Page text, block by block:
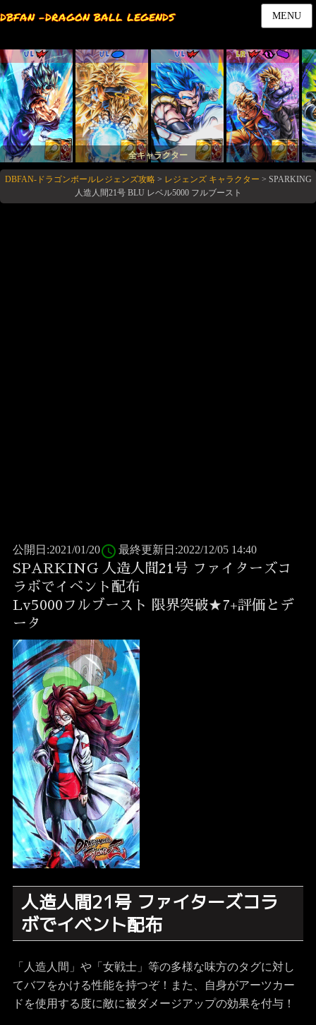
DBFAN -DRAGON BALL LEGENDS MENU
UL UL UL LR
全キャラクター
DBFAN-ドラゴンボールレジェンズ攻略> レジェンズ キャラクター > SPARKING
人造人間21号 BLU レベル5000 フルブースト
公開日:2021/01/20access_time 最終更新日:2022/12/05 14:40
SPARKING 人造人間21号 ファイターズコ
ラボでイベント配布
Lv5000フルブースト 限界突破★7+評価とデ
ータ
人造人間21号 ファイターズコラ
ボでイベント配布
「人造人間」や「女戦士」等の多様な味方のタグに対し
てバフをかける性能を持つぞ！また、自身がアーツカー
ドを使用する度に敵に被ダメージアップの効果を付与！